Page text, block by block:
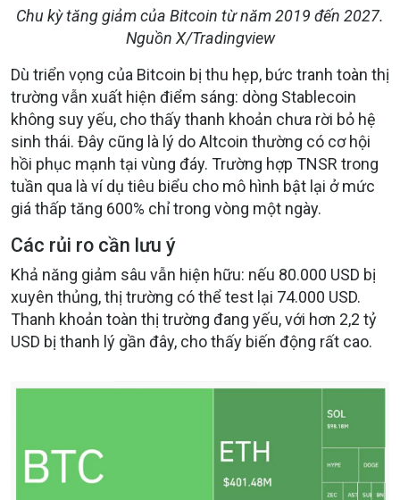
Chu kỳ tăng giảm của Bitcoin từ năm 2019 đến 2027.
Nguồn X/Tradingview
Dù triển vọng của Bitcoin bị thu hẹp, bức tranh toàn thị
trường vẫn xuất hiện điểm sáng: dòng Stablecoin
không suy yếu, cho thấy thanh khoản chưa rời bỏ hệ
sinh thái. Đây cũng là lý do Altcoin thường có cơ hội
hồi phục mạnh tại vùng đáy. Trường hợp TNSR trong
tuần qua là ví dụ tiêu biểu cho mô hình bật lại ở mức
giá thấp tăng 600% chỉ trong vòng một ngày.
Các rủi ro cần lưu ý
Khả năng giảm sâu vẫn hiện hữu: nếu 80.000 USD bị
xuyên thủng, thị trường có thể test lại 74.000 USD.
Thanh khoản toàn thị trường đang yếu, với hơn 2,2 tỷ
USD bị thanh lý gần đây, cho thấy biến động rất cao.